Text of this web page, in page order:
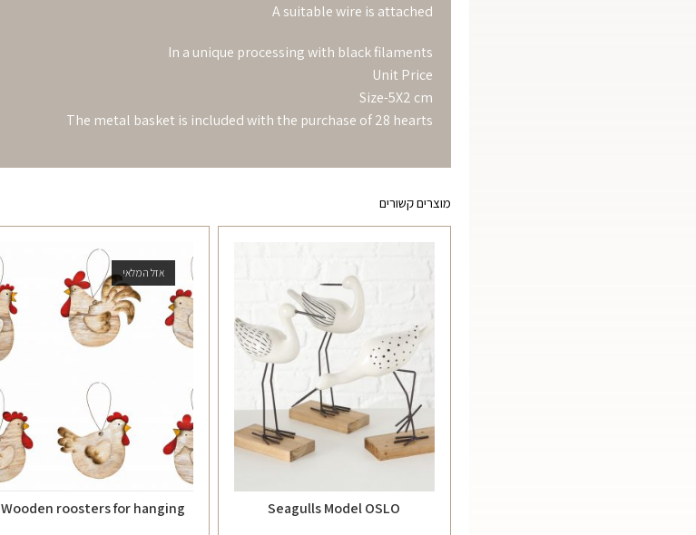
A suitable wire is attached
In a unique processing with black filaments
Unit Price
Size-5X2 cm
The metal basket is included with the purchase of 28 hearts
מוצרים קשורים
Seagulls Model OSLO
אזל המלאי
Wooden roosters for hanging